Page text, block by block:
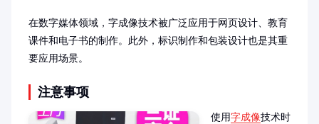
在数字媒体领域，字成像技术被广泛应用于网页设计、教育
课件和电子书的制作。此外，标识制作和包装设计也是其重
要应用场景。
注意事项
使用字成像技术时